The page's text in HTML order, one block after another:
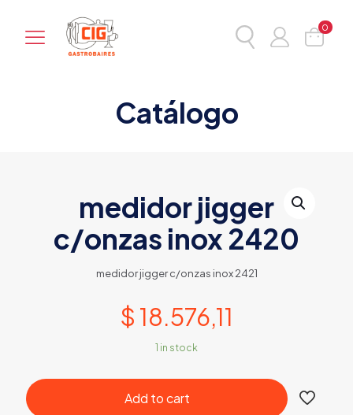
0
Catálogo
medidor jigger
c/onzas inox 2420
medidor jigger c/onzas inox 2421
$ 18.576,11
1 in stock
Add to cart